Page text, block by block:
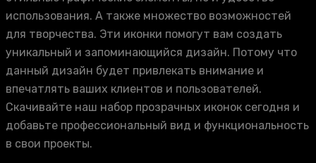
использования. А также множество возможностей
для творчества. Эти иконки помогут вам создать
уникальный и запоминающийся дизайн. Потому что
данный дизайн будет привлекать внимание и
впечатлять ваших клиентов и пользователей.
Скачивайте наш набор прозрачных иконок сегодня и
добавьте профессиональный вид и функциональность
в свои проекты.